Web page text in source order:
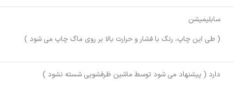
سابلیمیشن
( طی این چاپ، رنگ با فشار و حرارت بالا بر روی ماگ چاپ می شود )
دارد ( پیشنهاد می شود توسط ماشین ظرفشویی شسته نشود )